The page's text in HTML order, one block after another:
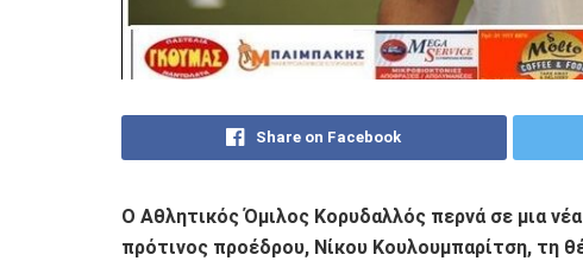
Share on Facebook
Ο Αθλητικός Όμιλος Κορυδαλλός περνά σε μια
πρότινος προέδρου, Νίκου Κουλουμπαρίτση, τη